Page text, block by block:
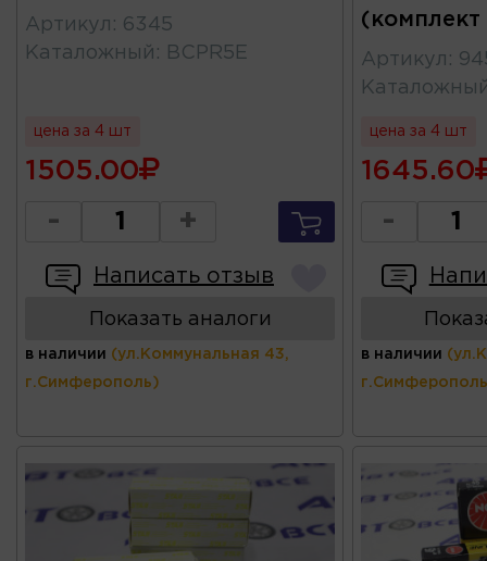
Артикул : 6345
Каталожный : BCPR5E
цена за 4 шт
1505.00
- +
Написать отзыв
Показать аналоги
в наличии (ул.Коммунальная 43,
г.Симферополь)
Артикул :
цена за 4 шт
1645.60
-
в наличии